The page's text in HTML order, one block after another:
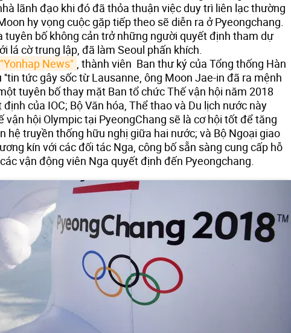
lãnh đạo khi đó đã thỏa thuận việc duy trì liên lạc thường
hy vọng cuộc gặp tiếp theo sẽ diễn ra ở Pyeongchang.
tuyên bố không cản trở những người quyết định tham dự
lá cờ trung lập, đã làm Seoul phấn khích.
News" , thành viên Ban thư ký của Tổng thống Hàn
''tin tức gây sốc từ Lausanne, ông Moon Jae-in đã ra mệnh
tuyên bố thay mặt Ban tổ chức Thế vận hội năm 2018
của IOC; Bộ Văn hóa, Thể thao và Du lịch nước này
vận hội Olympic tại PyeongChang sẽ là cơ hội tốt để tăng
hệ truyền thống hữu nghị giữa hai nước; và Bộ Ngoại giao
kín với các đối tác Nga, công bố sẵn sàng cung cấp hỗ
vận động viên Nga quyết định đến Pyeongchang.